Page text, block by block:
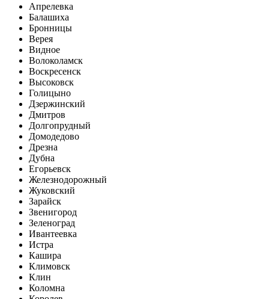
Апрелевка
Балашиха
Бронницы
Верея
Видное
Волоколамск
Воскресенск
Высоковск
Голицыно
Дзержинский
Дмитров
Долгопрудный
Домодедово
Дрезна
Дубна
Егорьевск
Железнодорожный
Жуковский
Зарайск
Звенигород
Зеленоград
Ивантеевка
Истра
Кашира
Климовск
Клин
Коломна